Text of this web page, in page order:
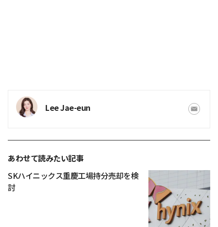
Lee Jae-eun
あわせて読みたい記事
SKハイニックス重慶工場持分売却を検
討